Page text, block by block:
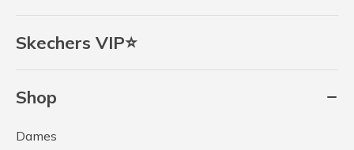
Skechers VIP⭐
Shop
Dames